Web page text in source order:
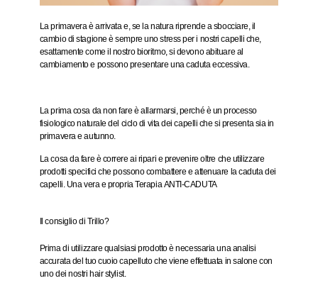
La primavera è arrivata e, se la natura riprende a sbocciare, il
cambio di stagione è sempre uno stress per i nostri capelli che,
esattamente come il nostro bioritmo, si devono abituare al
cambiamento e possono presentare una caduta eccessiva.
La prima cosa da non fare è allarmarsi, perché è un processo
fisiologico naturale del ciclo di vita dei capelli che si presenta sia in
primavera e autunno.
La cosa da fare è correre ai ripari e prevenire oltre che utilizzare
prodotti specifici che possono combattere e attenuare la caduta dei
capelli. Una vera e propria TerapiaANTI-CADUTA
Il consiglio di Trillo?
Prima di utilizzare qualsiasi prodotto è necessaria una analisi
accurata del tuo cuoio capelluto che viene effettuata in salone con
uno dei nostri hair stylist.